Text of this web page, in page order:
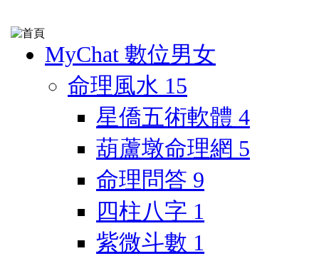
MyChat 數位男女
命理風水 15
星僑五術軟體 4
葫蘆墩命理網 5
命理問答 9
四柱八字 1
紫微斗數 1